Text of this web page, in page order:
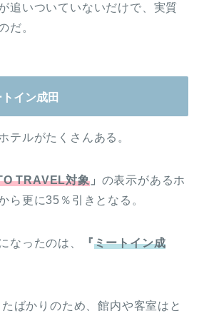
追いついていないだけで、実質
だ。
イン成田
テルがたくさんある。
TRAVEL対象」 の表示があるホ
ら更に35％引きとなる。
なったのは、 『ミートイン成
ばかりのため、館内や客室はと